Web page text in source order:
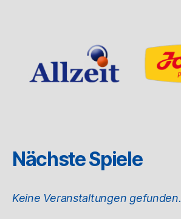
Nächste Spiele
Keine Veranstaltungen gefunden.